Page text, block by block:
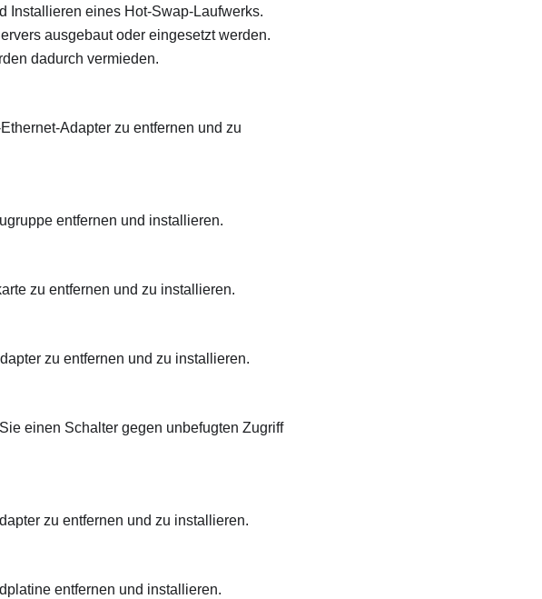
Installieren eines Hot-Swap-Laufwerks.
ausgebaut oder eingesetzt werden.
dadurch vermieden.
Adapter zu entfernen und zu
entfernen und installieren.
zu entfernen und zu installieren.
zu entfernen und zu installieren.
einen Schalter gegen unbefugten Zugriff
zu entfernen und zu installieren.
entfernen und installieren.